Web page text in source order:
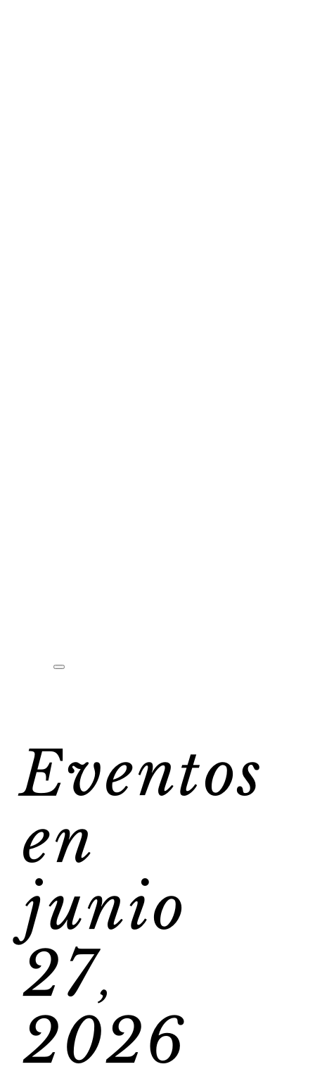
Eventos
en
junio
27,
2026